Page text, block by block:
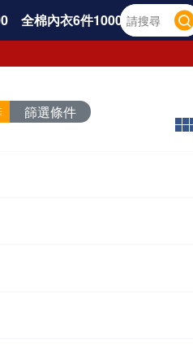
全棉內衣6件1000
篩選條件